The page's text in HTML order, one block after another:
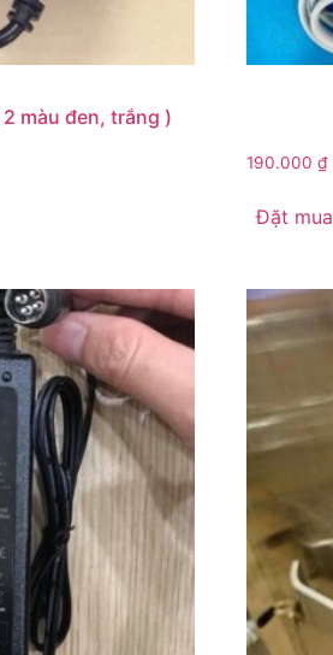
màu đen, trắng )
190.000 ₫
Đặt mua